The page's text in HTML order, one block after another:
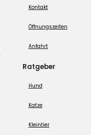
Kontakt
Öffnungszeiten
Anfahrt
Ratgeber
Hund
Katze
Kleintier